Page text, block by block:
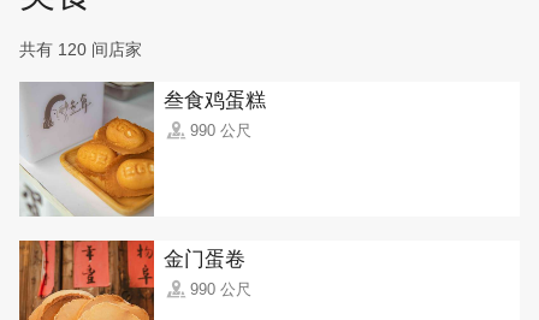
共有 120 间店家
叁食鸡蛋糕
990 公尺
金门蛋卷
990 公尺